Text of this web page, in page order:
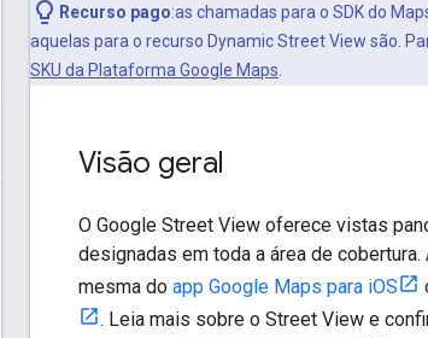
Recurso pago:as chamadas para o SDK do
aquelas para o recurso Dynamic Street View são.
SKU da Plataforma Google Maps
Visão geral
O Google Street View oferece vistas
designadas em toda a área de
mesma do app Google Maps para iOS
. Leia mais sobre o Street View e